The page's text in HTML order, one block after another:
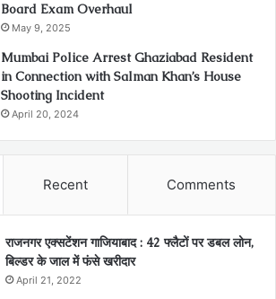
Board Exam Overhaul
May 9, 2025
Mumbai Police Arrest Ghaziabad Resident
in Connection with Salman Khan’s House
Shooting Incident
April 20, 2024
Recent Comments
राजनगर एक्सटेंशन गाजियाबाद : 42 फ्लैटों पर डबल लोन,
बिल्डर के जाल में फंसे खरीदार
April 21, 2022